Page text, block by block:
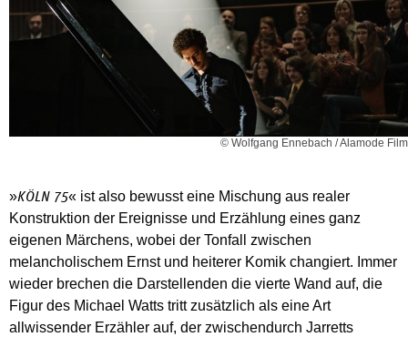
© Wolfgang Ennebach / Alamode Film
»KÖLN 75« ist also bewusst eine Mischung aus realer
Konstruktion der Ereignisse und Erzählung eines ganz
eigenen Märchens, wobei der Tonfall zwischen
melancholischem Ernst und heiterer Komik changiert. Immer
wieder brechen die Darstellenden die vierte Wand auf, die
Figur des Michael Watts tritt zusätzlich als eine Art
allwissender Erzähler auf, der zwischendurch Jarretts